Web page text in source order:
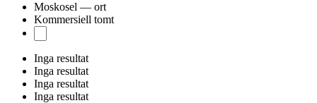
Moskosel — ort
Kommersiell tomt
Inga resultat
Inga resultat
Inga resultat
Inga resultat